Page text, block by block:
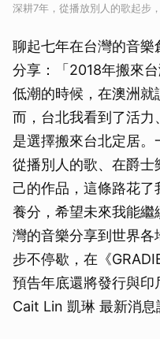
深耕7年，從播放別人的歌起步
聊起七年在台灣的音
分享：「2018年搬來
低潮的時候，在澳洲
而，台北我看到了活
是選擇搬來台北定居。
從播別人的歌、在爵士
己的作品，這條路花
養分，希望未來我能繼
灣的音樂分享到世界
步不停歇，在《
預告年底還將發行與印
Cait Lin 凱琳 最新消息